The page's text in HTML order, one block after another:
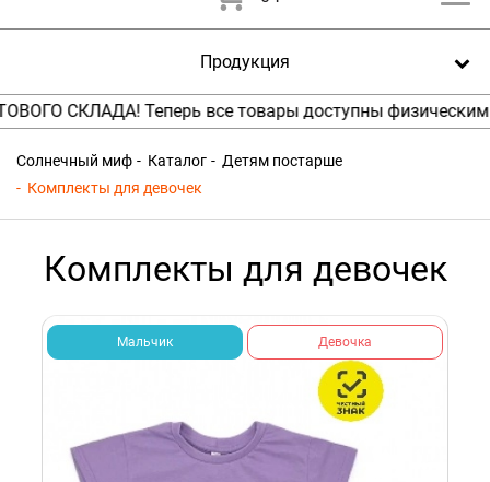
Продукция
все товары доступны физическим лицам
Солнечный миф Каталог
Детям постарше
Комплекты для девочек
Комплекты для девочек
Мальчик Девочка